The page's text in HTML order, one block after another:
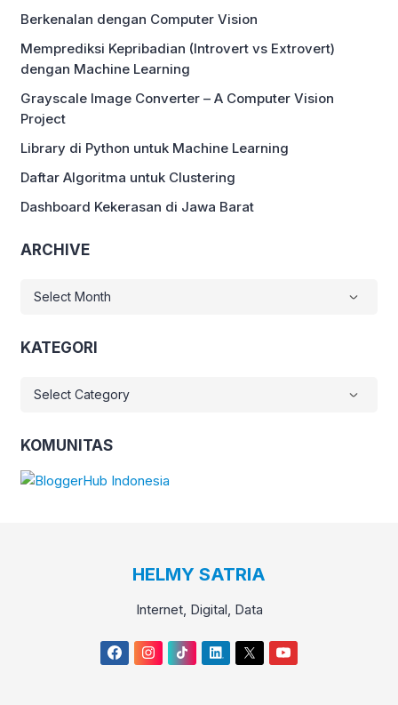
Berkenalan dengan Computer Vision
Memprediksi Kepribadian (Introvert vs Extrovert)
dengan Machine Learning
Grayscale Image Converter – A Computer Vision
Project
Library di Python untuk Machine Learning
Daftar Algoritma untuk Clustering
Dashboard Kekerasan di Jawa Barat
ARCHIVE
KATEGORI
KOMUNITAS
HELMY SATRIA
Internet, Digital, Data